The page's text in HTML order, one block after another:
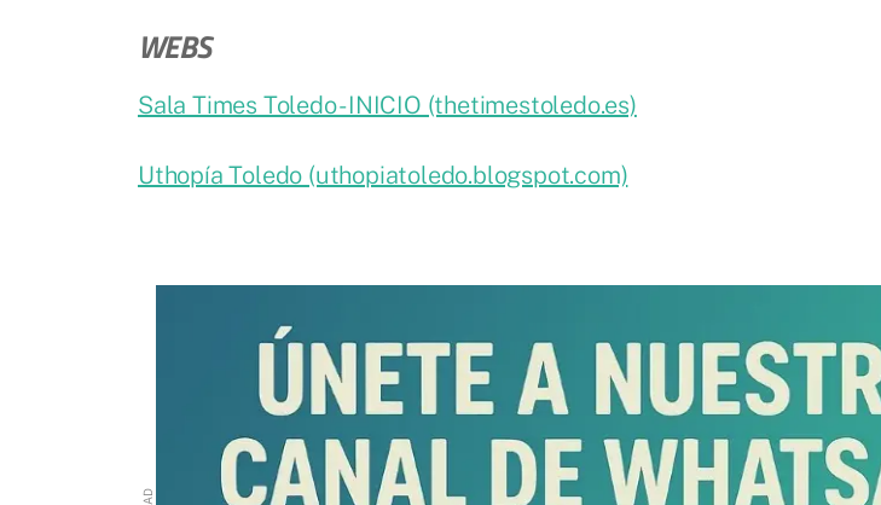
WEBS
Sala Times Toledo - INICIO (thetimestoledo.es)
Uthopía Toledo (uthopiatoledo.blogspot.com)